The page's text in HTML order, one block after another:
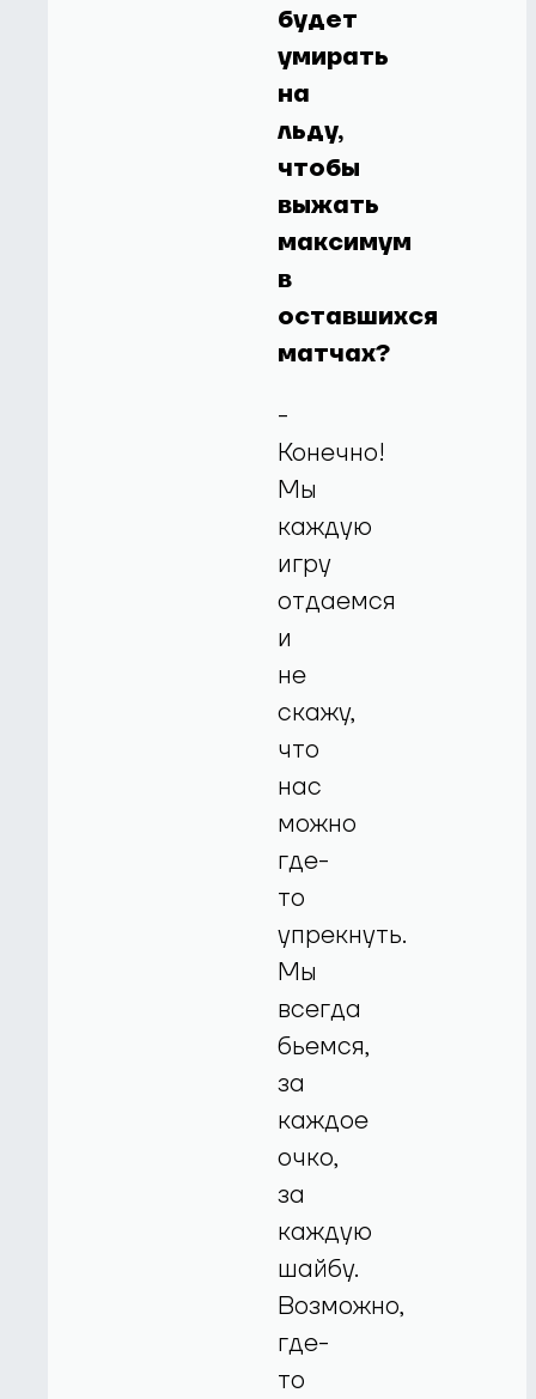
будет
умирать
на
льду,
чтобы
выжать
максимум
в
оставшихся
матчах?
-
Конечно!
Мы
каждую
игру
отдаемся
и
не
скажу,
что
нас
можно
где-
то
упрекнуть.
Мы
всегда
бьемся,
за
каждое
очко,
за
каждую
шайбу.
Возможно,
где-
то